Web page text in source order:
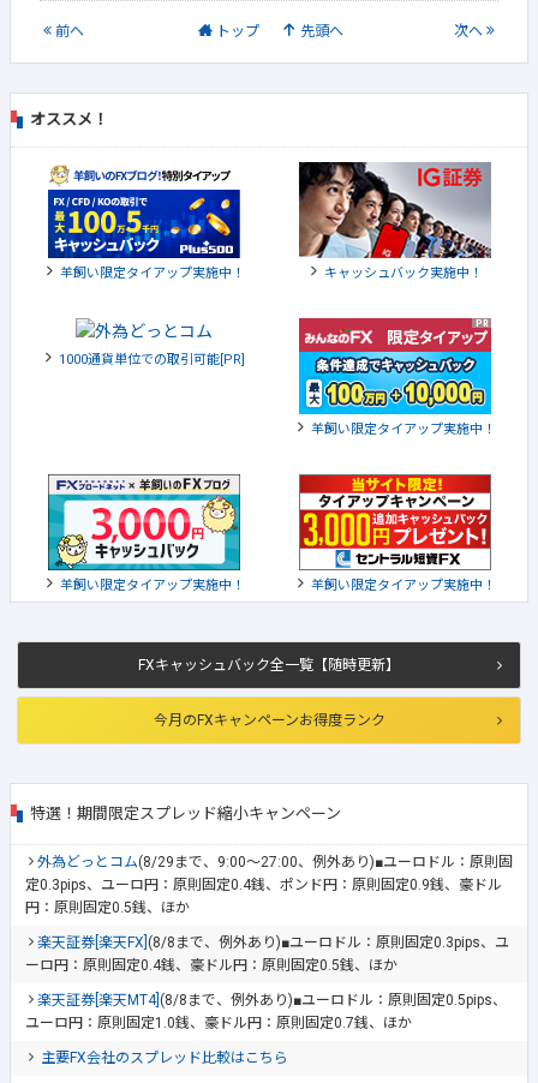
前へ トップ 先頭へ 次へ
FXキャッシュバック全一覧【随時更新】
今月のFXキャンペーンお得度ランク
特選！期間限定スプレッド縮小キャンペーン
外為どっとコム(8/29まで、9:00～27:00、例外あり)■ユーロドル：原則固
定0.3pips、ユーロ円：原則固定0.4銭、ポンド円：原則固定0.9銭、豪ドル
円：原則固定0.5銭、ほか
楽天証券[楽天FX] (8/8まで、例外あり)■ユーロドル：原則固定0.3pips、ユ
ーロ円：原則固定0.4銭、豪ドル円：原則固定0.5銭、ほか
楽天証券[楽天MT4] (8/8まで、例外あり)■ユーロドル：原則固定0.5pips、
ユーロ円：原則固定1.0銭、豪ドル円：原則固定0.7銭、ほか
主要FX会社のスプレッド比較はこちら
オススメ！
羊飼い限定タイアップ実施中！ キャッシュバック実施中！
1000通貨単位での取引可能[PR]
羊飼い限定タイアップ実施中！
羊飼い限定タイアップ実施中！ 羊飼い限定タイアップ実施中！